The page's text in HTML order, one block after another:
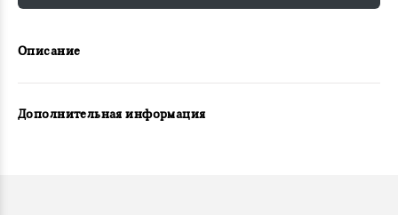
Описание
Дополнительная информация